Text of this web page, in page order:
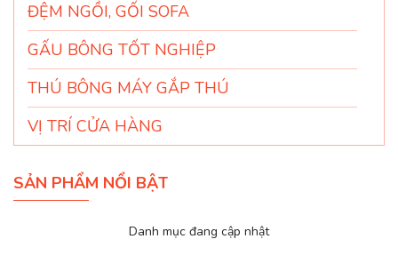
ĐỆM NGỒI, GỐI SOFA
GẤU BÔNG TỐT NGHIỆP
THÚ BÔNG MÁY GẮP THÚ
VỊ TRÍ CỬA HÀNG
SẢN PHẨM NỔI BẬT
Danh mục đang cập nhật